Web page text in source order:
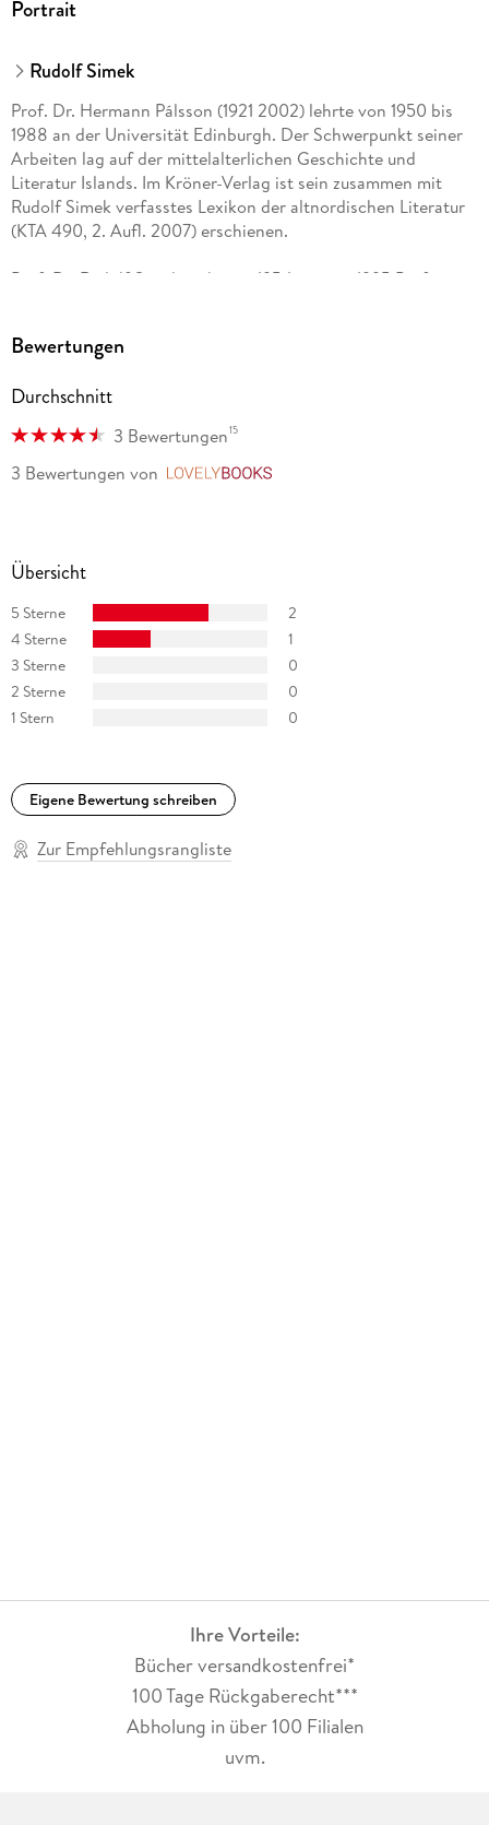
Portrait
Rudolf Simek
Prof. Dr. Hermann Pálsson (1921 2002) lehrte von 1950 bis
1988 an der Universität Edinburgh. Der Schwerpunkt seiner
Arbeiten lag auf der mittelalterlichen Geschichte und
Literatur Islands. Im Kröner-Verlag ist sein zusammen mit
Rudolf Simek verfasstes Lexikon der altnordischen Literatur
(KTA 490, 2. Aufl. 2007) erschienen.
Prof. Dr. Rudolf Simek, geboren 1954, ist seit 1995 Professor
Sagaübersetzungen, Lexikon der altnordischen Literatur (zus.
Kosmos im Mittelalter (1992), Lexikon der germanischen
Mythologie (KTA 368, 3. Aufl. 2006), Die Wikinger (1998, 3.
Aufl. 2001).
Bewertungen
Durchschnitt
3 Bewertungen15
3 Bewertungen von
Übersicht
5 Sterne
2
4 Sterne
1
3 Sterne
0
2 Sterne
0
1 Stern
0
Eigene Bewertung schreiben
Zur Empfehlungsrangliste
Ihre Vorteile:
Bücher versandkostenfrei*
100 Tage Rückgaberecht***
Abholung in über 100 Filialen
uvm.